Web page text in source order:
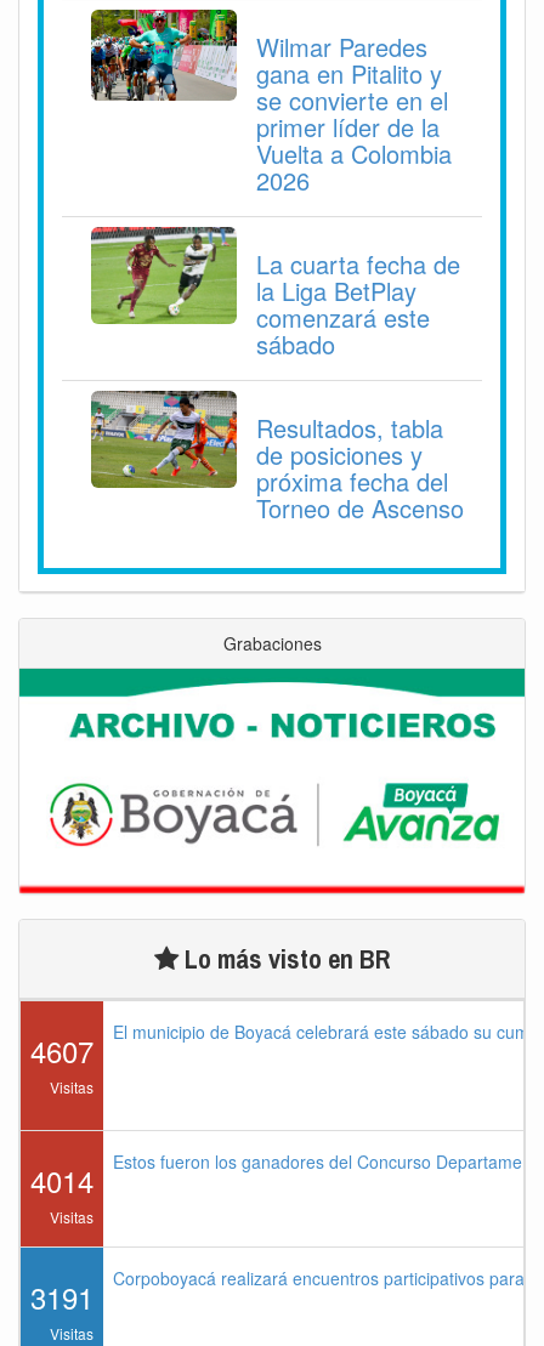
Wilmar Paredes
gana en Pitalito y
se convierte en el
primer líder de la
Vuelta a Colombia
2026
La cuarta fecha de
la Liga BetPlay
comenzará este
sábado
Resultados, tabla
de posiciones y
próxima fecha del
Torneo de Ascenso
Grabaciones
Lo más visto en BR
4607
Visitas
El municipio de Boyacá celebrará este sábado su
4014
Visitas
Estos fueron los ganadores del Concurso
3191
Visitas
Corpoboyacá realizará encuentros participativos para